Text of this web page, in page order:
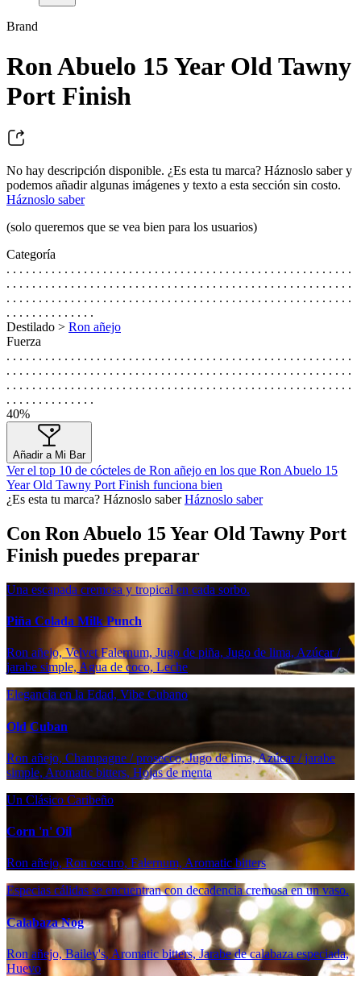
Brand
Ron Abuelo 15 Year Old Tawny
Port Finish
No hay descripción disponible. ¿Es esta tu marca? Háznoslo saber y
podemos añadir algunas imágenes y texto a esta sección sin costo.
Háznoslo saber
(solo queremos que se vea bien para los usuarios)
Categoría
. . . . . . . . . . . . . . . . . . . . . . . . . . . . . . . . . . . . . . . . . . . . . . . . . . . . . .
. . . . . . . . . . . . . . . . . . . . . . . . . . . . . . . . . . . . . . . . . . . . . . . . . . . . . .
. . . . . . . . . . . . . . . . . . . . . . . . . . . . . . . . . . . . . . . . . . . . . . . . . . . . . .
. . . . . . . . . . . . . .
Destilado > Ron añejo
Fuerza
. . . . . . . . . . . . . . . . . . . . . . . . . . . . . . . . . . . . . . . . . . . . . . . . . . . . . .
. . . . . . . . . . . . . . . . . . . . . . . . . . . . . . . . . . . . . . . . . . . . . . . . . . . . . .
. . . . . . . . . . . . . . . . . . . . . . . . . . . . . . . . . . . . . . . . . . . . . . . . . . . . . .
. . . . . . . . . . . . . .
40%
Añadir a Mi Bar
Ver el top 10 de cócteles de Ron añejo en los que Ron Abuelo 15
Year Old Tawny Port Finish funciona bien
¿Es esta tu marca? Háznoslo saberHáznoslo saber
Con Ron Abuelo 15 Year Old Tawny Port
Finish puedes preparar
Una escapada cremosa y tropical en cada sorbo.
Piña Colada Milk Punch
Ron añejo, Velvet Falernum, Jugo de piña, Jugo de lima, Azúcar /
jarabe simple, Agua de coco, Leche
Elegancia en la Edad, Vibe Cubano
Old Cuban
Ron añejo, Champagne / prosecco, Jugo de lima, Azúcar / jarabe
simple, Aromatic bitters, Hojas de menta
Un Clásico Caribeño
Corn 'n' Oil
Ron añejo, Ron oscuro, Falernum, Aromatic bitters
Especias cálidas se encuentran con decadencia cremosa en un vaso.
Calabaza Nog
Ron añejo, Bailey's, Aromatic bitters, Jarabe de calabaza especiada,
Huevo